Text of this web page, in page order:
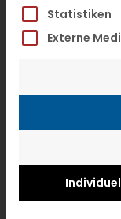
Statistiken
Externe